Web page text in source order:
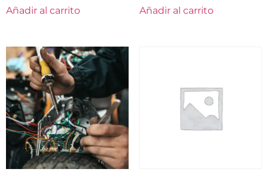
Añadir al carrito Añadir al carrito